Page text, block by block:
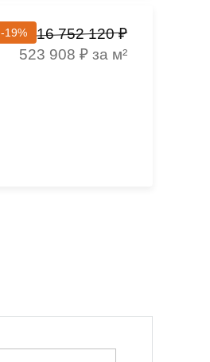
-19%
16 752 120 ₽
523 908 ₽ за м²